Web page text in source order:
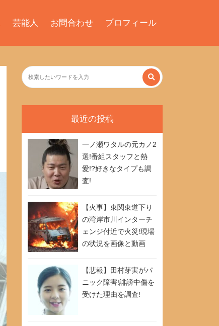
芸能人 お問合わせ プロフィール
最近の投稿
一ノ瀬ワタルの元カノ2
選!番組スタッフと熱
愛!?好きなタイプも調
査!
【火事】東関東道下り
の湾岸市川インターチ
ェンジ付近で火災!現場
の状況を画像と動画
【悲報】田村芽実がパ
ニック障害!誹謗中傷を
受けた理由を調査!